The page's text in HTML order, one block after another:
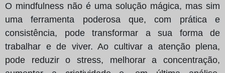
O mindfulness não é uma solução mágica, mas sim
uma ferramenta poderosa que, com prática e
consistência, pode transformar a sua forma de
trabalhar e de viver. Ao cultivar a atenção plena,
pode reduzir o stress, melhorar a concentração,